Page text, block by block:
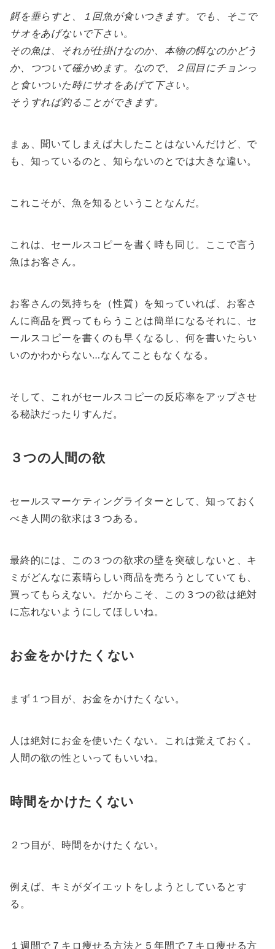
餌を垂らすと、１回魚が食いつきます。
でも、そこで
サオをあげないで下さい。
その魚は、それが仕掛けなのか、本物の餌なのかどう
か、つついて確かめます。 なので、２回目にチョンっ
と食いついた時にサオをあげて下さい。
そうすれば釣ることができます。
まぁ、聞いてしまえば大したことはないんだけど、で
も、知っているのと、知らないのとでは大きな違い。
これこそが、魚を知るということなんだ。
これは、セールスコピーを書く時も同じ。ここで言う
魚はお客さん。
お客さんの気持ちを（性質）を知っていれば、お客さ
んに商品を買ってもらうことは簡単になるそれに、セ
ールスコピーを書くのも早くなるし、何を書いたらい
いのかわからない…なんてこともなくなる。
そして、これがセールスコピーの反応率をアップさせ
る秘訣だったりすんだ。
３つの人間の欲
セールスマーケティングライターとして、知っておく
べき人間の欲求は３つある。
最終的には、この３つの欲求の壁を突破しないと、キ
ミがどんなに素晴らしい商品を売ろうとしていても、
買ってもらえない。だからこそ、この３つの欲は絶対
に忘れないようにしてほしいね。
お金をかけたくない
まず１つ目が、お金をかけたくない。
人は絶対にお金を使いたくない。これは覚えておく。
人間の欲の性といってもいいね。
時間をかけたくない
２つ目が、時間をかけたくない。
例えば、キミがダイエットをしようとしているとす
る。
１週間で７キロ痩せる方法と５年間で７キロ痩せる方